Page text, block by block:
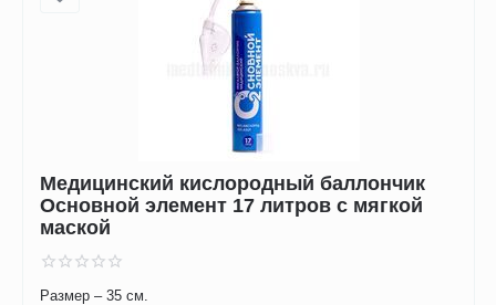
Медицинский кислородный баллончик
Основной элемент 17 литров с мягкой
маской
Размер – 35 см.